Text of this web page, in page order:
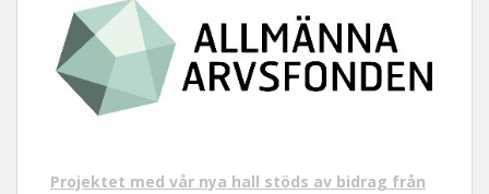
Projektet med vår nya hall stöds av bidrag från